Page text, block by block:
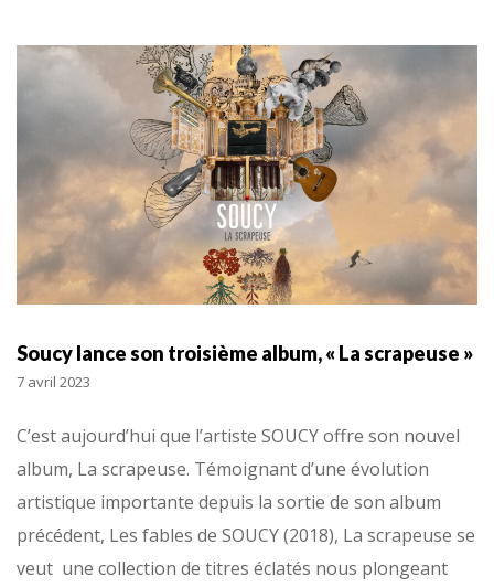
Soucy lance son troisième album, « La scrapeuse »
7 avril 2023
C’est aujourd’hui que l’artiste SOUCY offre son nouvel
album, La scrapeuse. Témoignant d’une évolution
artistique importante depuis la sortie de son album
précédent, Les fables de SOUCY (2018), La scrapeuse se
veut une collection de titres éclatés nous plongeant